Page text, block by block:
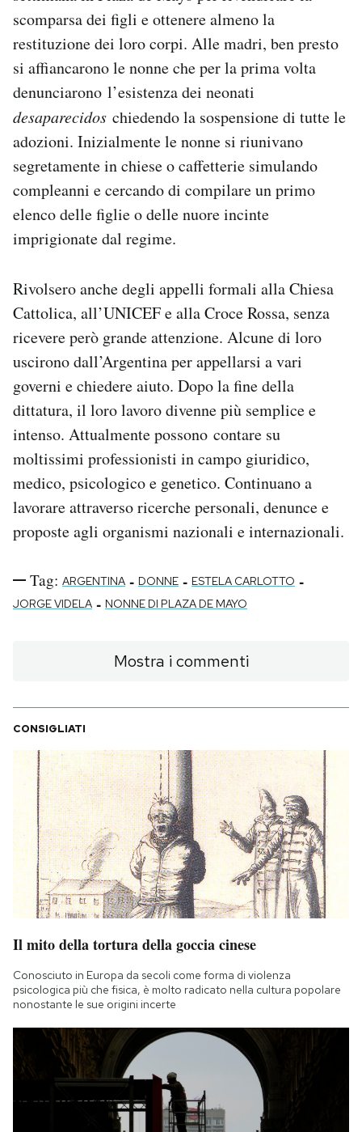
scomparsa dei figli e ottenere almeno la
restituzione dei loro corpi. Alle madri, ben presto
si affiancarono le nonne che per la prima volta
denunciarono l’esistenza dei neonati
desaparecidos chiedendo la sospensione di tutte le
adozioni. Inizialmente le nonne si riunivano
segretamente in chiese o caffetterie simulando
compleanni e cercando di compilare un primo
elenco delle figlie o delle nuore incinte
imprigionate dal regime.
Rivolsero anche degli appelli formali alla Chiesa
Cattolica, all’UNICEF e alla Croce Rossa, senza
ricevere però grande attenzione. Alcune di loro
uscirono dall’Argentina per appellarsi a vari
governi e chiedere aiuto. Dopo la fine della
dittatura, il loro lavoro divenne più semplice e
intenso. Attualmente possono contare su
moltissimi professionisti in campo giuridico,
medico, psicologico e genetico. Continuano a
lavorare attraverso ricerche personali, denunce e
proposte agli organismi nazionali e internazionali.
Tag: ARGENTINA - DONNE - ESTELA CARLOTTO -
JORGE VIDELA - NONNE DI PLAZA DE MAYO
Mostra i commenti
CONSIGLIATI
Il mito della tortura della goccia cinese
Conosciuto in Europa da secoli come forma di violenza
psicologica più che fisica, è molto radicato nella cultura popolare
nonostante le sue origini incerte